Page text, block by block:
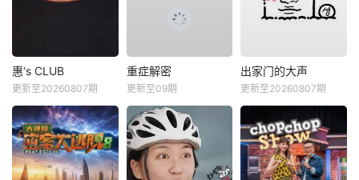
惠‘s CLUB
更新至20260807期
重症解密
更新至09期
出家门的大声
更新至20260807期